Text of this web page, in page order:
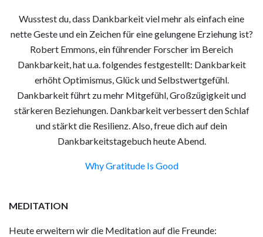
Wusstest du, dass Dankbarkeit viel mehr als einfach eine
nette Geste und ein Zeichen für eine gelungene Erziehung ist?
Robert Emmons, ein führender Forscher im Bereich
Dankbarkeit, hat u.a. folgendes festgestellt: Dankbarkeit
erhöht Optimismus, Glück und Selbstwertgefühl.
Dankbarkeit führt zu mehr Mitgefühl, Großzügigkeit und
stärkeren Beziehungen. Dankbarkeit verbessert den Schlaf
und stärkt die Resilienz. Also, freue dich auf dein
Dankbarkeitstagebuch heute Abend.
Why Gratitude Is Good
MEDITATION
Heute erweitern wir die Meditation auf die Freunde: